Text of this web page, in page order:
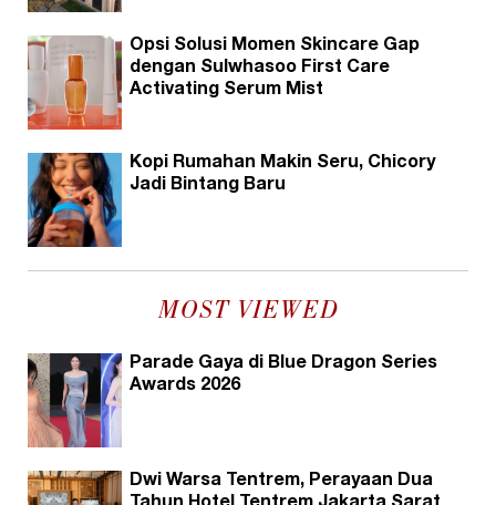
Opsi Solusi Momen Skincare Gap
dengan Sulwhasoo First Care
Activating Serum Mist
Kopi Rumahan Makin Seru, Chicory
Jadi Bintang Baru
MOST VIEWED
Parade Gaya di Blue Dragon Series
Awards 2026
Dwi Warsa Tentrem, Perayaan Dua